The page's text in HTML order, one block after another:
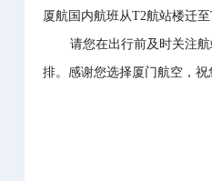
厦航国内航班从T2航站楼迁至
请您在出行前及时关注
排。感谢您选择厦门航空，祝